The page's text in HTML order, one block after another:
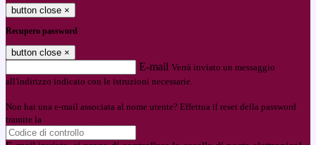
button close ×
Recupero password
button close ×
E-mail Verrà inviato un messaggio
all'indirizzo indicato con le istruzioni necessarie.
Non hai una e-mail associata al nome utente? Effettua il reset della password
tramite la